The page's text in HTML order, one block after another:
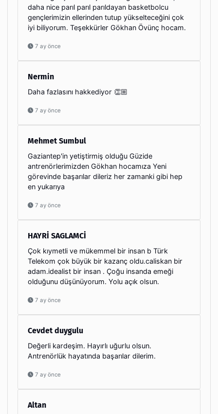
daha nice parıl parıl parıldayan basketbolcu
gençlerimizin ellerinden tutup yükselteceğini çok
iyi biliyorum. Teşekkürler Gökhan Övünç hocam.
7 ay önce
Nermin
Daha fazlasını hakkediyor 👏🏼
7 ay önce
Mehmet Sumbul
Gaziantep'in yetiştirmiş olduğu Güzide
antrenörlerimizden Gökhan hocamıza Yeni
görevinde başarılar dileriz her zamanki gibi hep
en yukarıya
7 ay önce
HAYRİ SAGLAMCİ
Çok kıymetli ve mükemmel bir insan b Türk
Telekom çok büyük bir kazanç oldu.caliskan bir
adam.idealist bir insan . Çoğu insanda emeği
olduğunu düşünüyorum. Yolu açık olsun.
7 ay önce
Cevdet duygulu
Değerli kardeşim. Hayırlı uğurlu olsun.
Antrenörlük hayatında başarılar dilerim.
7 ay önce
Altan